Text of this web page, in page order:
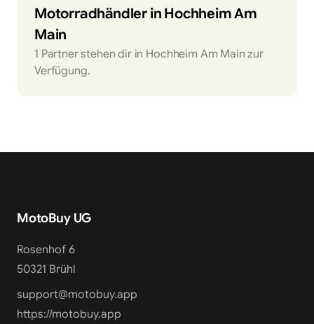
Motorradhändler inHochheim Am
Main
1 Partnerstehen dir in Hochheim Am Mainzur
Verfügung.
MotoBuy UG
Rosenhof 6
50321 Brühl
support@motobuy.app
https://motobuy.app